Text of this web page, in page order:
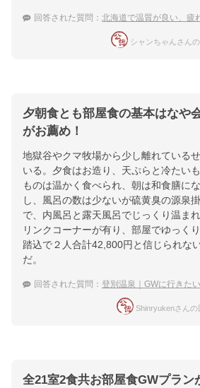
回答された質問： 北海道で温質が良い、疲れ
シャンちゃんさん
夕朝食とも部屋食の基本はなや
がお薦め！
地獄谷やクマ牧場から少し離れている
いる。夕食はお造り、天ぷらと冷たい
ものは温かく食べられ、朝は和食膳に
し、風呂の数は少ないが硫黄臭の源泉
で、内風呂と露天風呂でじっくり温ま
リンクコーナーが有り、部屋でゆっく
踏込で２人合計42,800円と信じられな
だ。
回答された質問： 登別温泉｜GWに行きたい！カッ
Shinryukenさんの
全21室2食共お部屋食GWプラン